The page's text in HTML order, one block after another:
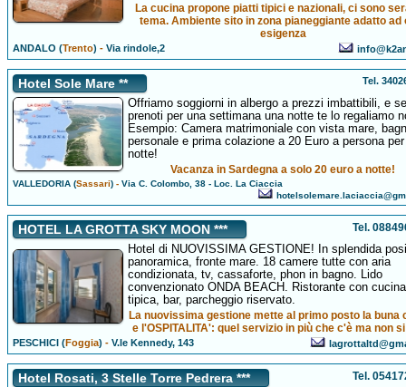
La cucina propone piatti tipici e nazionali, ci sono
tema. Ambiente sito in zona pianeggiante adatto ad
esigenza
ANDALO (Trento) -Via rindole,2
Hotel Sole Mare ** Tel.
Offriamo soggiorni in albergo a prezzi imbattibili, e se
prenoti per una settimana una notte te lo regaliamo
Esempio: Camera matrimoniale con vista mare,
personale e prima colazione a 20 Euro a persona
notte!
Vacanza in Sardegna a solo 20 euro a notte!
VALLEDORIA (Sassari) -Via C. Colombo, 38 - Loc. La Ciaccia
HOTEL LA GROTTA SKY MOON *** Tel.
Hotel di NUOVISSIMA GESTIONE! In splendida
panoramica, fronte mare. 18 camere tutte con aria
condizionata, tv, cassaforte, phon in bagno. Lido
convenzionato ONDA BEACH. Ristorante con cucina
tipica, bar, parcheggio riservato.
La nuovissima gestione mette al primo posto la buna
e l'OSPITALITA': quel servizio in più che c'è ma non
PESCHICI (Foggia) -V.le Kennedy, 143
Hotel Rosati, 3 Stelle Torre Pedrera *** Tel.